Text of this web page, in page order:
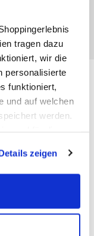
tragen dazu
wir die
personalisierte
funktioniert,
und auf welchen
werden.
auf jeden
für Analyse- oder
wenn Sie das
Mehr dazu
zeigen
Anzahl: